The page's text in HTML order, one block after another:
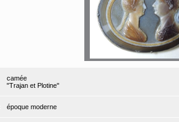
camée
"Trajan et Plotine"
époque moderne